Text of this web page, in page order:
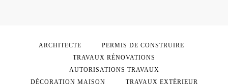
ARCHITECTE
PERMIS DE CONSTRUIRE
TRAVAUX RÉNOVATIONS
AUTORISATIONS TRAVAUX
DÉCORATION MAISON
TRAVAUX EXTÉRIEUR